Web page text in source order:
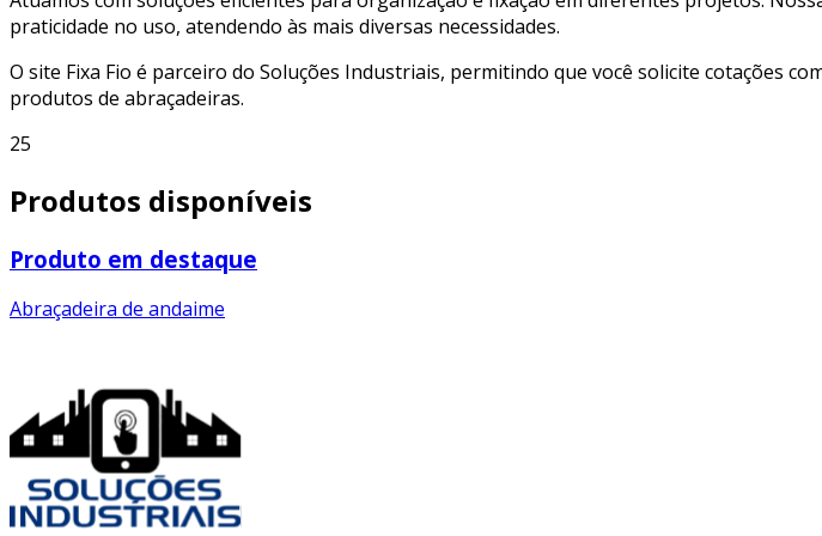
praticidade no uso, atendendo às mais diversas necessidades.
O site Fixa Fio é parceiro do Soluções Industriais, permitindo que você solicite cotações
produtos de abraçadeiras.
25
Produtos disponíveis
Produto em destaque
Abraçadeira de andaime